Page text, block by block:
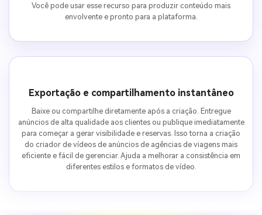
Você pode usar esse recurso para produzir conteúdo mais
envolvente e pronto para a plataforma.
Exportação e compartilhamento instantâneo
Baixe ou compartilhe diretamente após a criação. Entregue
anúncios de alta qualidade aos clientes ou publique imediatamente
para começar a gerar visibilidade e reservas. Isso torna a criação
do criador de vídeos de anúncios de agências de viagens mais
eficiente e fácil de gerenciar. Ajuda a melhorar a consistência em
diferentes estilos e formatos de vídeo.